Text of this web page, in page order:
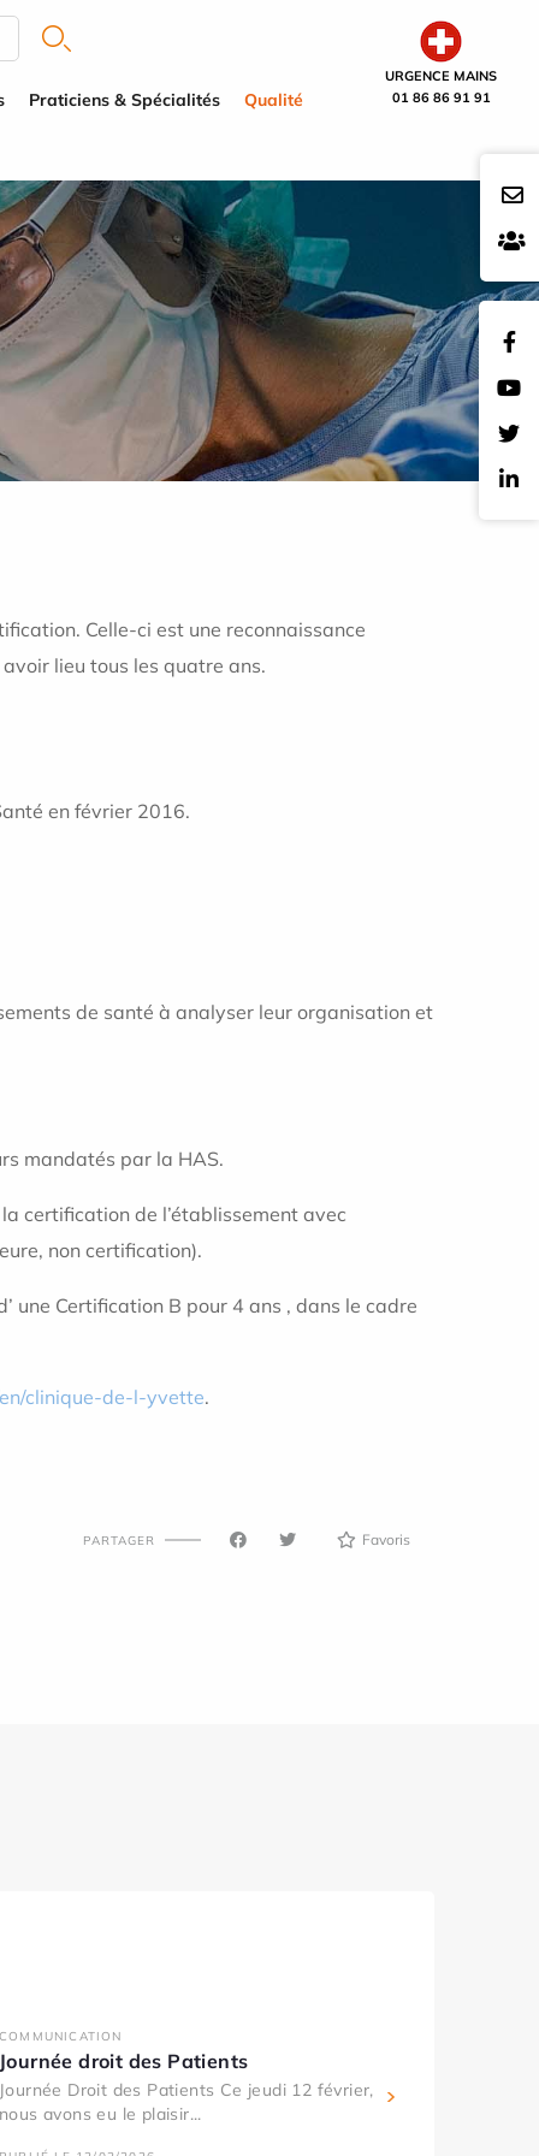
URGENCE MAINS
01 86 86 91 91
Praticiens & Spécialités Qualité
Celle-ci est une reconnaissance
lieu tous les quatre ans.
en février 2016.
de santé à analyser leur organisation et
mandatés par la HAS.
certification de l’établissement avec
non certification).
une Certification B pour 4 ans , dans le cadre
clinique-de-l-yvette.
PARTAGER Favoris
COMMUNICATION
Journée droit des Patients
Journée Droit des Patients Ce jeudi 12 février,
nous avons eu le plaisir...